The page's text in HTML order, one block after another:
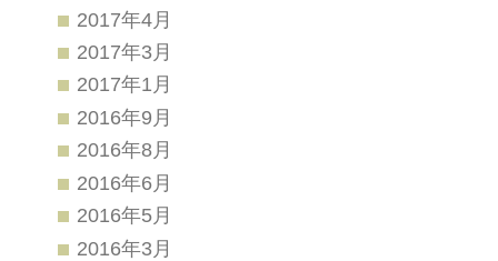
2017年4月
2017年3月
2017年1月
2016年9月
2016年8月
2016年6月
2016年5月
2016年3月